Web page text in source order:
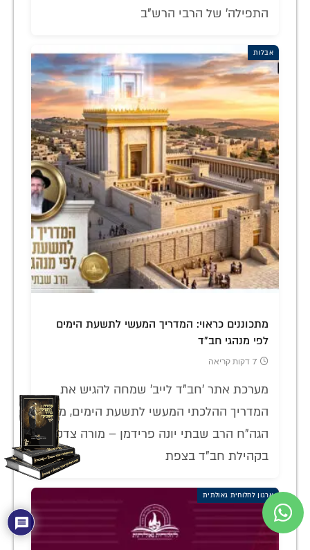
התפילה' של הרבי הרש"ב
אבלות
מתכוננים כראוי: המדריך המעשי לתשעת הימים
לפי מנהגי חב"ד
7 דקות קריאה
מערכת אתר 'חב"ד לייב' שמחה להגיש את
המדריך ההלכתי המעשי לתשעת הימים, מאת
הגה"ח הרב שבתי יונה פרידמן – מורה צדק
בקהילת חב"ד בצפת
ארגון לחלוחית גאולתית